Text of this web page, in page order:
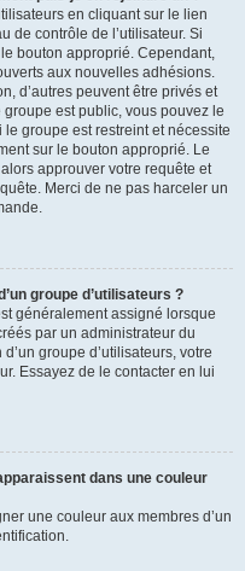
en cliquant sur le lien
de contrôle de l’utilisateur. Si
bouton approprié. Cependant,
aux nouvelles adhésions.
d’autres peuvent être privés et
est public, vous pouvez le
groupe est restreint et nécessite
sur le bouton approprié. Le
approuver votre requête et
Merci de ne pas harceler un
groupe d’utilisateurs ?
généralement assigné lorsque
par un administrateur du
groupe d’utilisateurs, votre
Essayez de le contacter en lui
dans une couleur
une couleur aux membres d’un